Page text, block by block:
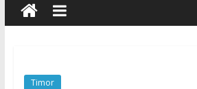
Timor